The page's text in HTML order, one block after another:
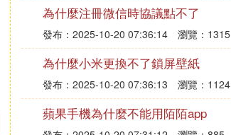
為什麼注冊微信時協議點不了
發布：2025-10-20 07:36:14 瀏覽：1315
為什麼小米更換不了鎖屏壁紙
發布：2025-10-20 07:36:13 瀏覽：1124
蘋果手機為什麼不能用陌陌app